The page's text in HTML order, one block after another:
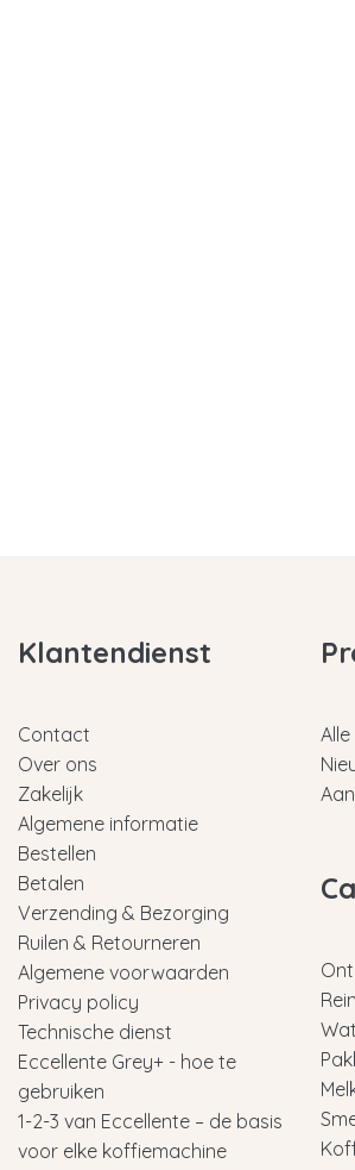
Klantendienst
Contact
Over ons
Zakelijk
Algemene informatie
Bestellen
Betalen
Verzending & Bezorging
Ruilen & Retourneren
Algemene voorwaarden
Privacy policy
Technische dienst
Eccellente Grey+ - hoe te
gebruiken
1-2-3 van Eccellente – de basis
voor elke koffiemachine